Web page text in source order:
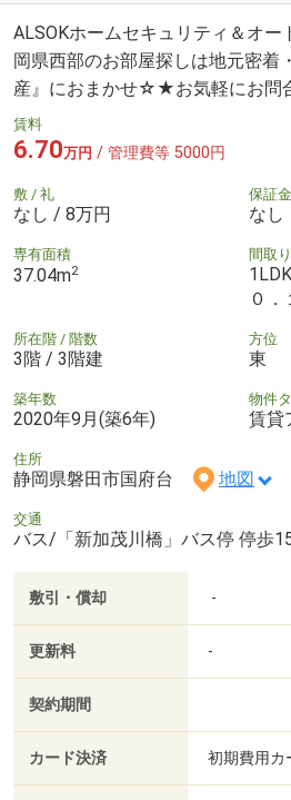
ALSOKホームセキュリティ＆
岡県西部のお部屋探しは地元密着
産』におまかせ☆★お気軽にお問
賃料
6.70万円 / 管理費等 5000円
敷 / 礼
なし / 8万円
保証金
なし
専有面積
37.04m2
間取り
０．
所在階 / 階数
3階 / 3階建
方位
東
築年数
2020年9月(築6年)
物件
賃貸
住所
静岡県磐田市国府台 地図
交通
バス/「新加茂川橋」バス停 停歩
敷引・償却 -
更新料 -
契約期間
カード決済 初期費用カ